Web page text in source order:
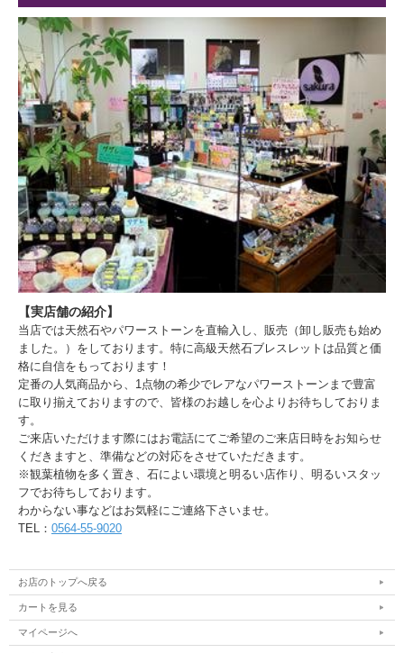
【実店舗の紹介】
当店では天然石やパワーストーンを直輸入し、販売（卸し販売も始め
ました。）をしております。特に高級天然石ブレスレットは品質と価
格に自信をもっております！
定番の人気商品から、1点物の希少でレアなパワーストーンまで豊富
に取り揃えておりますので、皆様のお越しを心よりお待ちしておりま
す。
ご来店いただけます際にはお電話にてご希望のご来店日時をお知らせ
くだきますと、準備などの対応をさせていただきます。
※観葉植物を多く置き、石によい環境と明るい店作り、明るいスタッ
フでお待ちしております。
わからない事などはお気軽にご連絡下さいませ。
TEL： 0564-55-9020
お店のトップへ戻る
カートを見る
マイページへ